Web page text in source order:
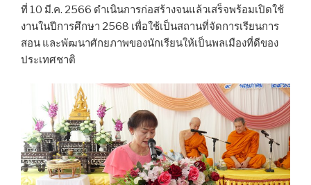
ที่ 10 มี.ค. 2566 ดำเนินการก่อสร้างจนแล้วเสร็จพร้อมเปิดใช้
งานในปีการศึกษา 2568 เพื่อใช้เป็นสถานที่จัดการเรียนการ
สอน และพัฒนาศักยภาพของนักเรียนให้เป็นพลเมืองที่ดีของ
ประเทศชาติ